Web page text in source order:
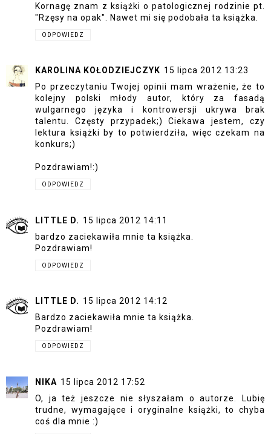
Kornagę znam z książki o patologicznej rodzinie pt.
"Rzęsy na opak". Nawet mi się podobała ta książka.
ODPOWIEDZ
KAROLINA KOŁODZIEJCZYK 15 lipca 2012 13:23
Po przeczytaniu Twojej opinii mam wrażenie, że to
kolejny polski młody autor, który za fasadą
wulgarnego języka i kontrowersji ukrywa brak
talentu. Częsty przypadek;) Ciekawa jestem, czy
lektura książki by to potwierdziła, więc czekam na
konkurs;)
Pozdrawiam!:)
ODPOWIEDZ
LITTLE D. 15 lipca 2012 14:11
bardzo zaciekawiła mnie ta książka.
Pozdrawiam!
ODPOWIEDZ
LITTLE D. 15 lipca 2012 14:12
Bardzo zaciekawiła mnie ta książka.
Pozdrawiam!
ODPOWIEDZ
NIKA 15 lipca 2012 17:52
O, ja też jeszcze nie słyszałam o autorze. Lubię
trudne, wymagające i oryginalne książki, to chyba
coś dla mnie :)